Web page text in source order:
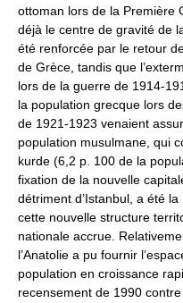
ottoman lors de la Première
déjà le centre de gravité de
été renforcée par le retour
de Grèce, tandis que
lors de la guerre de 1914-
la population grecque lors
de 1921-1923 venaient
population musulmane, qui
kurde (6,2 p. 100 de la
fixation de la nouvelle
détriment d’Istanbul, a été
cette nouvelle structure
nationale accrue.
l’Anatolie a pu fournir
population en croissance
recensement de 1990